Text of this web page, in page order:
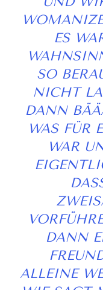
OMANIZER
S WAR
AHNSINN.
O
ICHT
ANN
AS FÜR
AR
ASS
ANN
ALLEINE